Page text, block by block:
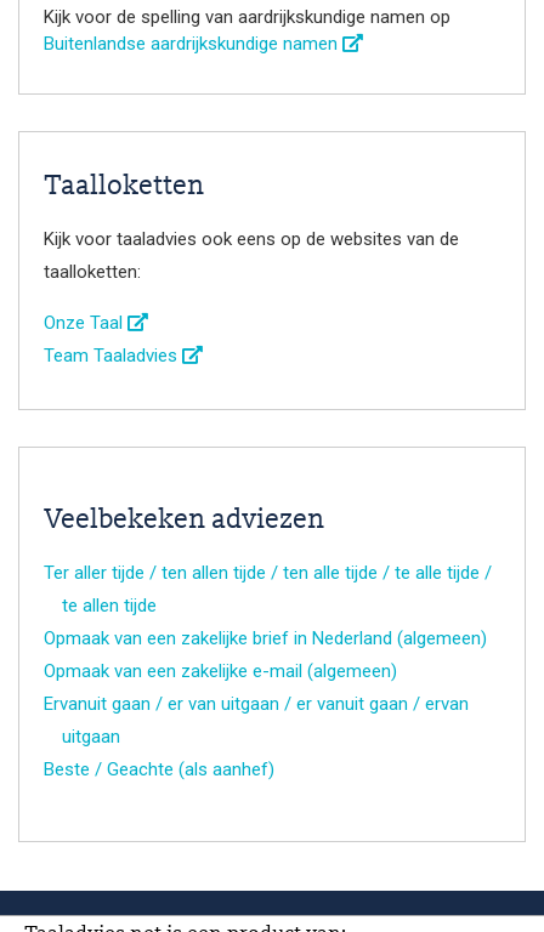
Kijk voor de spelling van aardrijkskundige namen op
Buitenlandse aardrijkskundige namen
Taalloketten
Kijk voor taaladvies ook eens op de websites van de
taalloketten:
Onze Taal
Team Taaladvies
Veelbekeken adviezen
Ter aller tijde / ten allen tijde / ten alle tijde / te alle tijde /
te allen tijde
Opmaak van een zakelijke brief in Nederland (algemeen)
Opmaak van een zakelijke e-mail (algemeen)
Ervanuit gaan / er van uitgaan / er vanuit gaan / ervan
uitgaan
Beste / Geachte (als aanhef)